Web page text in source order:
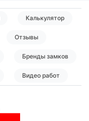
Калькулятор
Отзывы
Бренды замков
Видео работ